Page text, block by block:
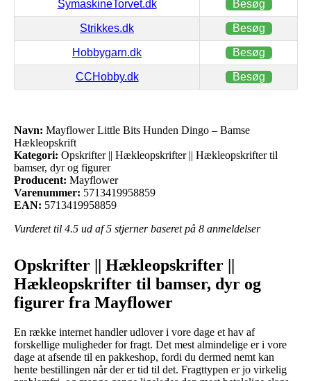
SymaskineTorvet.dk Besøg
Strikkes.dk Besøg
Hobbygarn.dk Besøg
CCHobby.dk Besøg
Navn: Mayflower Little Bits Hunden Dingo – Bamse
Hækleopskrift
Kategori: Opskrifter || Hækleopskrifter || Hækleopskrifter til
bamser, dyr og figurer
Producent: Mayflower
Varenummer: 5713419958859
EAN: 5713419958859
Vurderet til 4.5 ud af 5 stjerner baseret på 8 anmeldelser
Opskrifter || Hækleopskrifter ||
Hækleopskrifter til bamser, dyr og
figurer fra Mayflower
En række internet handler udlover i vore dage et hav af
forskellige muligheder for fragt. Det mest almindelige er i vore
dage at afsende til en pakkeshop, fordi du dermed nemt kan
hente bestillingen når der er tid til det. Fragttypen er jo virkelig